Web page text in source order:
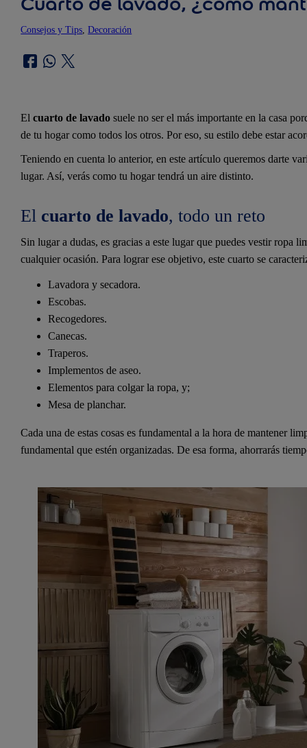
Consejos y Tips , Decoración
Elcuarto de lavadosuele no ser el más importante en la casa
de tu hogar como todos los otros. Por eso, su estilo debe estar
Teniendo en cuenta lo anterior, en este artículo queremos darte
lugar. Así, verás como tu hogar tendrá un aire distinto.
El cuarto de lavado, todo un reto
Sin lugar a dudas, es gracias a este lugar que puedes vestir ropa
cualquier ocasión. Para lograr ese objetivo, este cuarto se
Lavadora y secadora.
Escobas.
Recogedores.
Canecas.
Traperos.
Implementos de aseo.
Elementos para colgar la ropa, y;
Mesa de planchar.
Cada una de estas cosas es fundamental a la hora de mantener
fundamental que estén organizadas. De esa forma, ahorrarás